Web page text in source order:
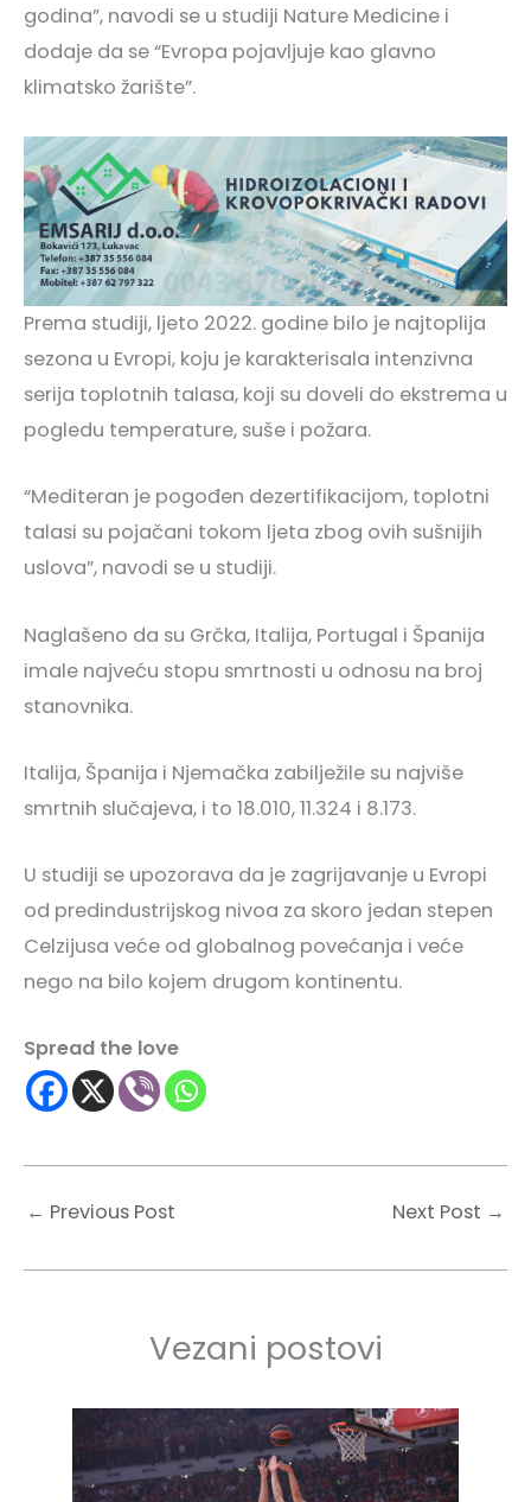
godina”, navodi se u studiji Nature Medicine i
dodaje da se “Evropa pojavljuje kao glavno
klimatsko žarište”.
Prema studiji, ljeto 2022. godine bilo je najtoplija
sezona u Evropi, koju je karakterisala intenzivna
serija toplotnih talasa, koji su doveli do ekstrema u
pogledu temperature, suše i požara.
“Mediteran je pogođen dezertifikacijom, toplotni
talasi su pojačani tokom ljeta zbog ovih sušnijih
uslova”, navodi se u studiji.
Naglašeno da su Grčka, Italija, Portugal i Španija
imale najveću stopu smrtnosti u odnosu na broj
stanovnika.
Italija, Španija i Njemačka zabilježile su najviše
smrtnih slučajeva, i to 18.010, 11.324 i 8.173.
U studiji se upozorava da je zagrijavanje u Evropi
od predindustrijskog nivoa za skoro jedan stepen
Celzijusa veće od globalnog povećanja i veće
nego na bilo kojem drugom kontinentu.
Spread the love
← Previous Post Next Post →
Vezani postovi